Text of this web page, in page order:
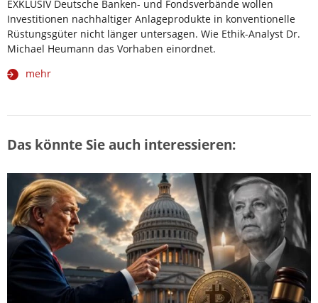
EXKLUSIV Deutsche Banken- und Fondsverbände wollen
Investitionen nachhaltiger Anlageprodukte in konventionelle
Rüstungsgüter nicht länger untersagen. Wie Ethik-Analyst Dr.
Michael Heumann das Vorhaben einordnet.
mehr
Das könnte Sie auch interessieren: